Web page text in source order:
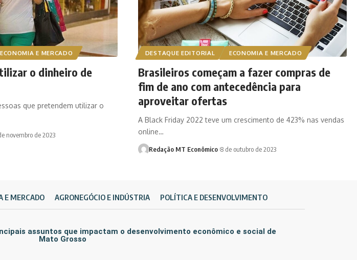
ECONOMIA E MERCADO
o dinheiro de
que pretendem utilizar o
novembro de 2023
DESTAQUE EDITORIAL ECONOMIA E MERCADO
Brasileiros começam a fazer compras de
fim de ano com antecedência para
aproveitar ofertas
A Black Friday 2022 teve um crescimento de 423% nas vendas
online…
Redação MT Econômico 8 de outubro de 2023
E MERCADO AGRONEGÓCIO E INDÚSTRIA POLÍTICA E DESENVOLVIMENTO
assuntos que impactam o desenvolvimento econômico e social de
Mato Grosso